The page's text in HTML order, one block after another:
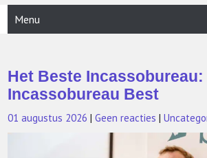
Menu
Het Beste Incassobureau:
Incassobureau Best
01 augustus 2026 |Geen reacties |